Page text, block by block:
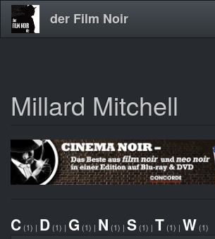
Direkt
zum
der Film Noir
Millard Mitchell
C (1) | D (1) | G (1) | N (1) | S (1) | T (1) | W (1)